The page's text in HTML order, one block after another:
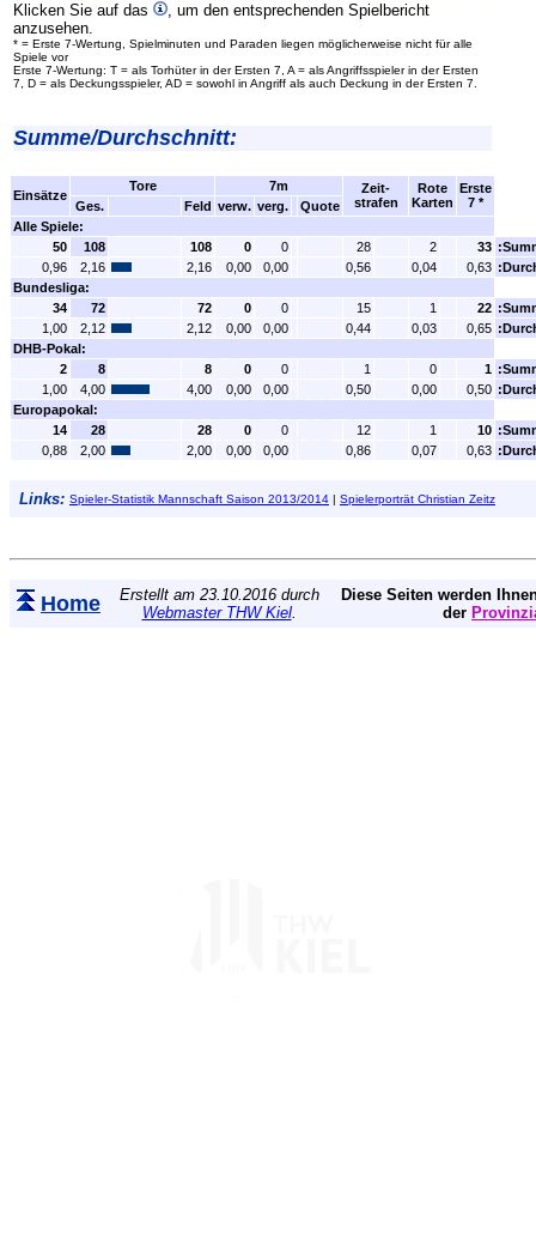
Klicken Sie auf das
, um den entsprechenden Spielbericht
anzusehen.
* = Erste 7-Wertung, Spielminuten und Paraden liegen möglicherweise nicht für alle
Spiele vor
Erste 7-Wertung: T = als Torhüter in der Ersten 7, A = als Angriffsspieler in der Ersten
7, D = als Deckungsspieler, AD = sowohl in Angriff als auch Deckung in der Ersten 7.
Summe/Durchschnitt:
Einsätze
Tore 7m
Zeit-
strafen
Rote
Karten
Erste
7 *
Ges. Feld verw. verg.
Quote
Alle Spiele:
50
108 108 0 0 28 2 33
0,96
2,16 2,16 0,00 0,00 0,56 0,04 0,63
Bundesliga:
34
72 72 0 0 15 1 22
1,00
2,12 2,12 0,00 0,00 0,44 0,03 0,65
DHB-Pokal:
2
8 8 0 0 1 0 1
1,00
4,00 4,00 0,00 0,00 0,50 0,00 0,50
Europapokal:
14
28 28 0 0 12 1 10
0,88
2,00 2,00 0,00 0,00 0,86 0,07 0,63
Links: Spieler-Statistik Mannschaft Saison 2013/2014 | Spielerporträt Christian Zeitz
Home
Erstellt am 23.10.2016 durch
Webmaster THW Kiel.
Diese Seiten werden
der